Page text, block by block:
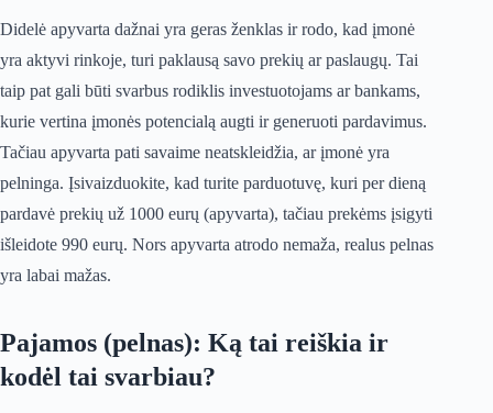
Didelė apyvarta dažnai yra geras ženklas ir rodo, kad įmonė
yra aktyvi rinkoje, turi paklausą savo prekių ar paslaugų. Tai
taip pat gali būti svarbus rodiklis investuotojams ar bankams,
kurie vertina įmonės potencialą augti ir generuoti pardavimus.
Tačiau apyvarta pati savaime neatskleidžia, ar įmonė yra
pelninga. Įsivaizduokite, kad turite parduotuvę, kuri per dieną
pardavė prekių už 1000 eurų (apyvarta), tačiau prekėms įsigyti
išleidote 990 eurų. Nors apyvarta atrodo nemaža, realus pelnas
yra labai mažas.
Pajamos (pelnas): Ką tai reiškia ir
kodėl tai svarbiau?